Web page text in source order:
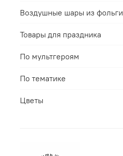
Воздушные шары из фольги
Товары для праздника
По мультгероям
По тематике
Цветы